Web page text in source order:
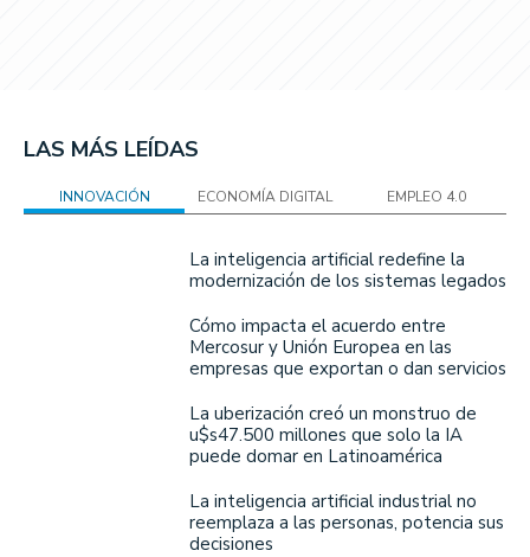
LAS MÁS LEÍDAS
INNOVACIÓN ECONOMÍA DIGITAL EMPLEO 4.0
La inteligencia artificial redefine la
modernización de los sistemas legados
Cómo impacta el acuerdo entre
Mercosur y Unión Europea en las
empresas que exportan o dan servicios
La uberización creó un monstruo de
u$s47.500 millones que solo la IA
puede domar en Latinoamérica
La inteligencia artificial industrial no
reemplaza a las personas, potencia sus
decisiones